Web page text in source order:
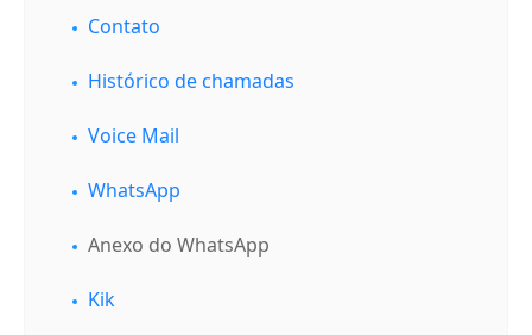
Contato
Histórico de chamadas
Voice Mail
WhatsApp
Anexo do WhatsApp
Kik